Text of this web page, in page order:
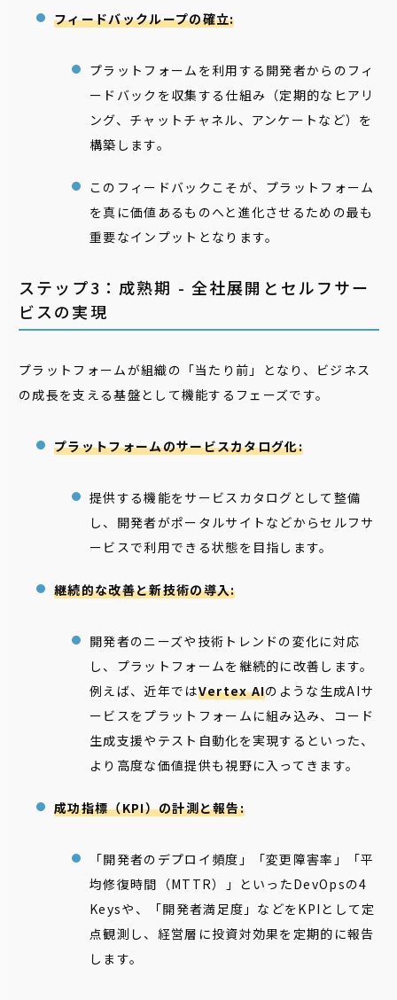
フィードバックループの確立:
プラットフォームを利用する開発者からのフィ
ードバックを収集する仕組み（定期的なヒアリ
ング、チャットチャネル、アンケートなど）を
構築します。
このフィードバックこそが、プラットフォーム
を真に価値あるものへと進化させるための最も
重要なインプットとなります。
ステップ3：成熟期 - 全社展開とセルフサー
ビスの実現
プラットフォームが組織の「当たり前」となり、ビジネス
の成長を支える基盤として機能するフェーズです。
プラットフォームのサービスカタログ化:
提供する機能をサービスカタログとして整備
し、開発者がポータルサイトなどからセルフサ
ービスで利用できる状態を目指します。
継続的な改善と新技術の導入:
開発者のニーズや技術トレンドの変化に対応
し、プラットフォームを継続的に改善します。
例えば、近年ではVertex AIのような生成AIサ
ービスをプラットフォームに組み込み、コード
生成支援やテスト自動化を実現するといった、
より高度な価値提供も視野に入ってきます。
成功指標（KPI）の計測と報告:
「開発者のデプロイ頻度」「変更障害率」「平
均修復時間（MTTR）」といったDevOpsの4
Keysや、「開発者満足度」などをKPIとして定
点観測し、経営層に投資対効果を定期的に報告
します。